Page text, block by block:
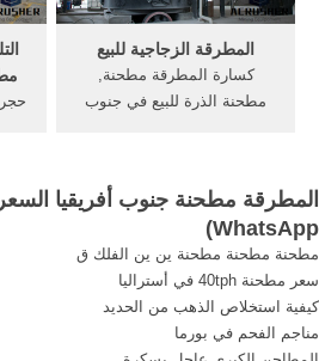
المطرقة الزجاجية للبيع
كسارة المطرقة مطحنة,
مطحنة الذرة للبيع في جنوب
المطرقة مطحنة جنوب أفريقيا
WhatsApp
)
مطحنة مطحنة مطحنة ين ين الفلك ق
سعر مطحنة 40tph في أستراليا
كيفية استخلاص الذهب من الحديد
مناجم الفحم في بورما